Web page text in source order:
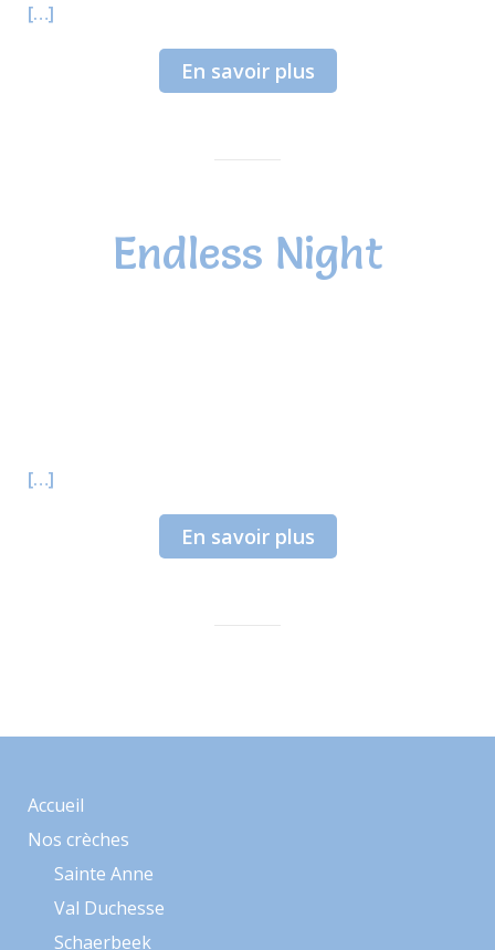
[…]
En savoir plus
Endless Night
[…]
En savoir plus
Accueil
Nos crèches
Sainte Anne
Val Duchesse
Schaerbeek